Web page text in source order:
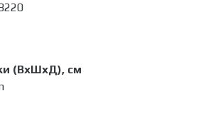
(ВхШхД), см